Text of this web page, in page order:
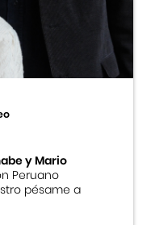
y Mario
Peruano
pésame a